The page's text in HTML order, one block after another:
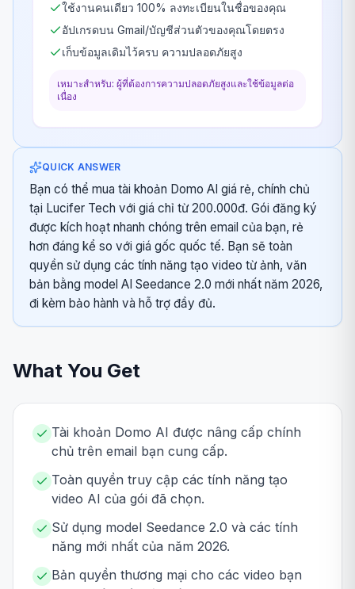
ใช้งานคนเดียว 100% ลงทะเบียนในชื่อของคุณ
อัปเกรดบน Gmail/บัญชีส่วนตัวของคุณโดยตรง
เก็บข้อมูลเดิมไว้ครบ ความปลอดภัยสูง
เหมาะสำหรับ: ผู้ที่ต้องการความปลอดภัยสูงและใช้ข้อมูลต่อ
เนื่อง
QUICK ANSWER
Bạn có thể mua tài khoản Domo AI giá rẻ, chính chủ
tại Lucifer Tech với giá chỉ từ 200.000đ. Gói đăng ký
được kích hoạt nhanh chóng trên email của bạn, rẻ
hơn đáng kể so với giá gốc quốc tế. Bạn sẽ toàn
quyền sử dụng các tính năng tạo video từ ảnh, văn
bản bằng model AI Seedance 2.0 mới nhất năm 2026,
đi kèm bảo hành và hỗ trợ đầy đủ.
What You Get
Tài khoản Domo AI được nâng cấp chính
chủ trên email bạn cung cấp.
Toàn quyền truy cập các tính năng tạo
video AI của gói đã chọn.
Sử dụng model Seedance 2.0 và các tính
năng mới nhất của năm 2026.
Bản quyền thương mại cho các video bạn